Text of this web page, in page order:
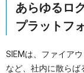
あらゆるロ
プラットフ
SIEMは、ファイア
など、社内に散ら